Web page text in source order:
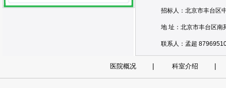
招标人：北京市丰台区
地 址：北京市丰台区南
联系人：孟超
医院概况 科室介绍